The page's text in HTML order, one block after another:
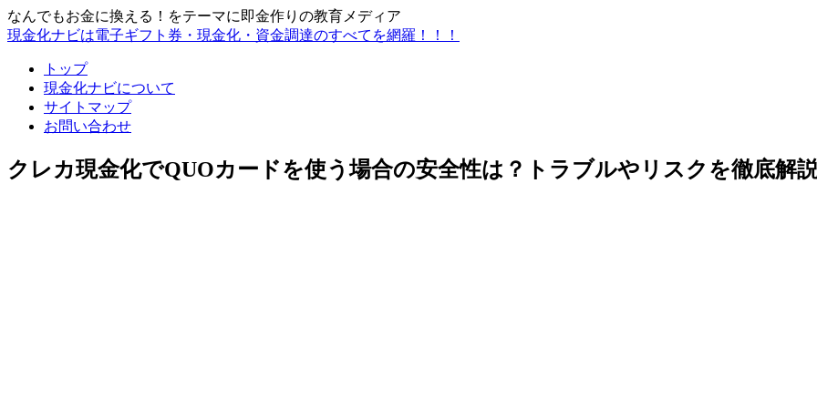
なんでもお金に換える！をテーマに即金作りの教育メディア
現金化ナビは電子ギフト券・現金化・資金調達のすべてを網羅！！！
トップ
現金化ナビについて
サイトマップ
お問い合わせ
クレカ現金化でQUOカードを使う場合の安全性は？トラブルやリスクを徹底解